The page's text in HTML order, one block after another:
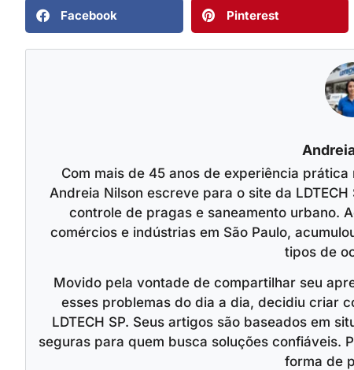
Facebook Pinterest
Com mais de 45 anos de experiência
Andreia Nilson escreve para o site da
controle de pragas e saneamento urbano.
comércios e indústrias em São Paulo,
tipos de
Movido pela vontade de compartilhar seu
esses problemas do dia a dia, decidiu criar
LDTECH SP. Seus artigos são baseados em
seguras para quem busca soluções confiáveis.
forma de